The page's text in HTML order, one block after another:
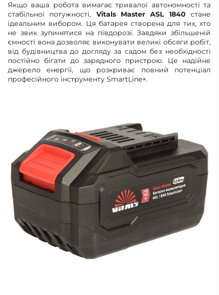
Якщо ваша робота вимагає тривалої автономності та
стабільної потужності, Vitals Master ASL 1840 стане
ідеальним вибором. Ця батарея створена для тих, хто
не звик зупинятися на півдорозі. Завдяки збільшеній
ємності вона дозволяє виконувати великі обсяги робіт,
від будівництва до догляду за садом без необхідності
постійно бігати до зарядного пристрою. Це надійне
джерело енергії, що розкриває повний потенціал
професійного інструменту SmartLine+.